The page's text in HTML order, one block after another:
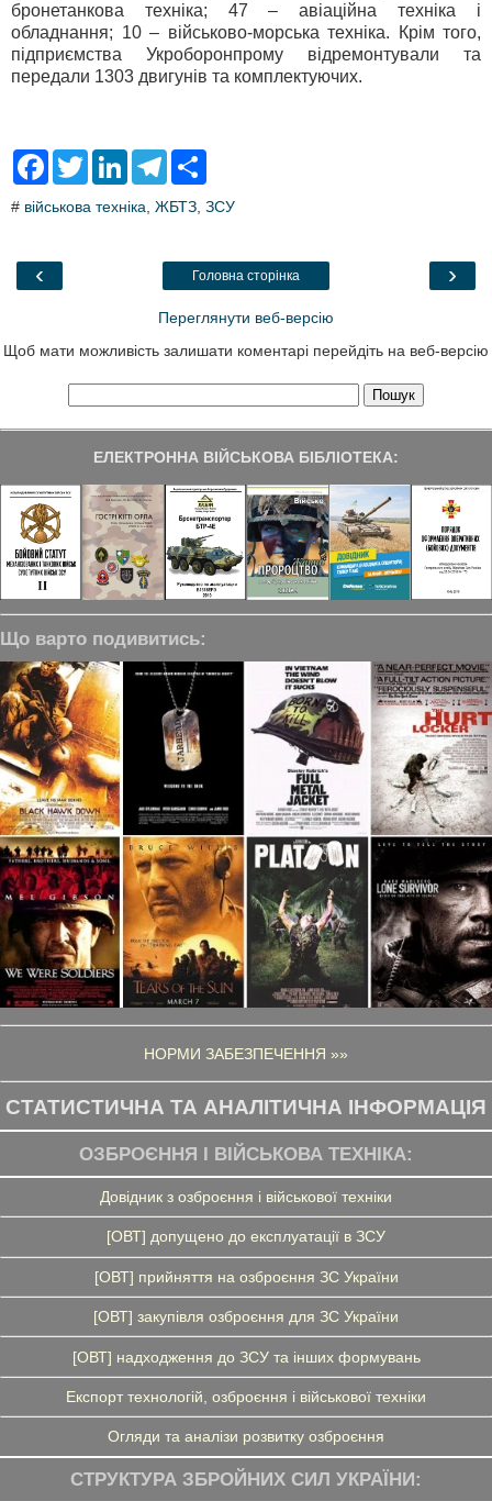
бронетанкова техніка; 47 – авіаційна техніка і
обладнання; 10 – військово-морська техніка. Крім того,
підприємства Укроборонпрому відремонтували та
передали 1303 двигунів та комплектуючих.
F
e
o
T
t
L
k
T
e
a
r
# військова техніка ЖБТЗ ЗСУ
‹ ›
Головна сторінка
Переглянути веб-версію
Щоб мати можливість залишати коментарі перейдіть на веб-версію
ЕЛЕКТРОННА ВІЙСЬКОВА БІБЛІОТЕКА:
Що варто подивитись:
НОРМИ ЗАБЕЗПЕЧЕННЯ »»
СТАТИСТИЧНА ТА АНАЛІТИЧНА ІНФОРМАЦІЯ
ОЗБРОЄННЯ І ВІЙСЬКОВА ТЕХНІКА:
Довідник з озброєння і військової техніки
[ОВТ] допущено до експлуатації в ЗСУ
[ОВТ] прийняття на озброєння ЗС України
[ОВТ] закупівля озброєння для ЗС України
[ОВТ] надходження до ЗСУ та інших формувань
Експорт технологій, озброєння і військової техніки
Огляди та аналізи розвитку озброєння
СТРУКТУРА ЗБРОЙНИХ СИЛ УКРАЇНИ: